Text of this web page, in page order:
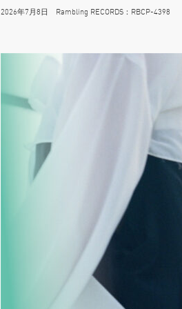
2026年7月8日 Rambling RECORDS：RBCP-